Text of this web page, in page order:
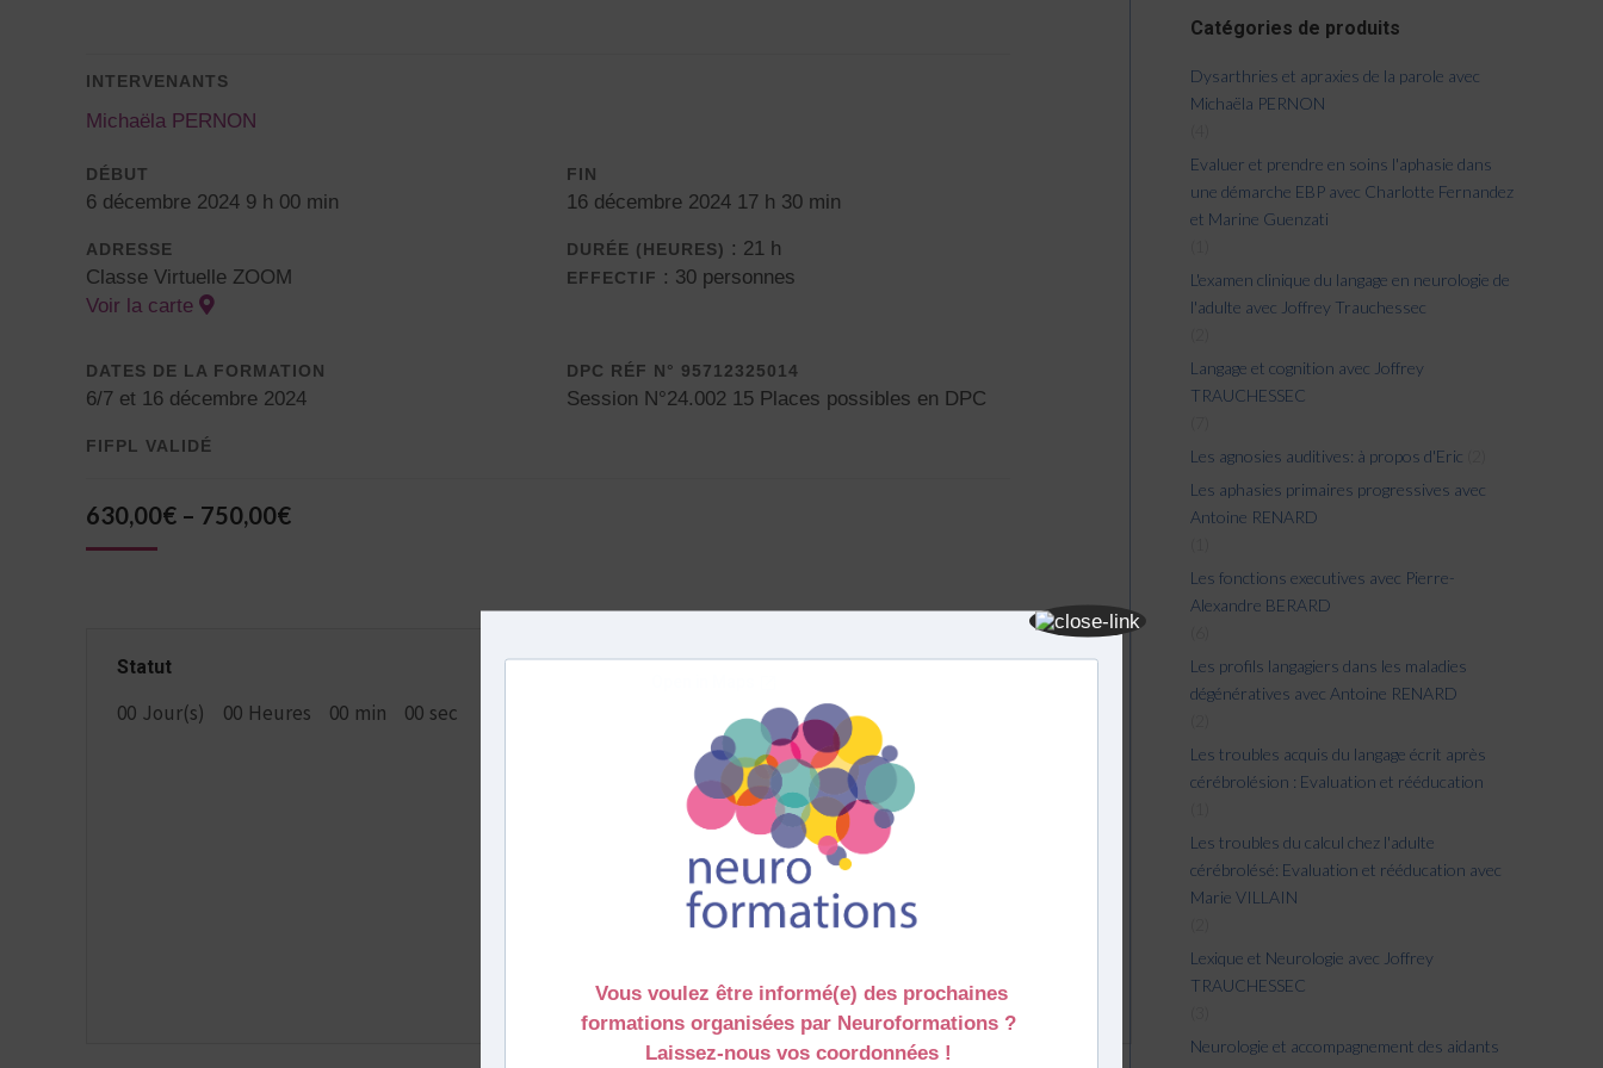
INTERVENANTS
Michaëla PERNON
DÉBUT
6 décembre 2024 9 h 00 min
FIN
16 décembre 2024 17 h 30 min
ADRESSE
Classe Virtuelle ZOOM
Voir la carte
DURÉE (HEURES) : 21 h
EFFECTIF : 30 personnes
DATES DE LA FORMATION
6/7 et 16 décembre 2024
DPC RÉF N° 95712325014
Session N°24.002 15 Places possibles en DPC
FIFPL VALIDÉ
630,00€ – 750,00€
Statut
00 Jour(s) 00 Heures 00 min 00 sec
Catégories de produits
Dysarthries et apraxies de la parole avec
Michaëla PERNON
Evaluer et prendre en soins l'aphasie dans
une démarche EBP avec Charlotte Fernandez
et Marine Guenzati
L'examen clinique du langage en neurologie de
l'adulte avec Joffrey Trauchessec
Langage et cognition avec Joffrey
TRAUCHESSEC
Les agnosies auditives: à propos d'Eric
Les aphasies primaires progressives avec
Antoine RENARD
Les fonctions executives avec Pierre-
Alexandre BERARD
Les profils langagiers dans les maladies
dégénératives avec Antoine RENARD
Les troubles acquis du langage écrit après
cérébrolésion : Evaluation et rééducation
Les troubles du calcul chez l'adulte
cérébrolésé: Evaluation et rééducation avec
Marie VILLAIN
Lexique et Neurologie avec Joffrey
TRAUCHESSEC
Neurologie et accompagnement des aidants